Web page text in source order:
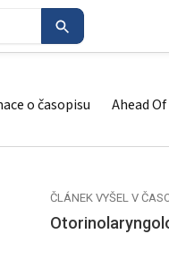
o časopisu Ahead
ČLÁNEK VYŠEL V